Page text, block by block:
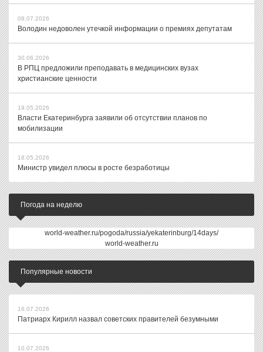
08.07.2026
Володин недоволен утечкой информации о премиях депутатам
30.06.2026
В РПЦ предложили преподавать в медицинских вузах
христианские ценности
19.05.2026
Власти Екатеринбурга заявили об отсутствии планов по
мобилизации
18.05.2026
Министр увидел плюсы в росте безработицы
Погода на неделю
world-weather.ru/pogoda/russia/yekaterinburg/14days/
world-weather.ru
Популярные новости
16.07.2026
Патриарх Кирилл назвал советских правителей безумными
10.07.2026